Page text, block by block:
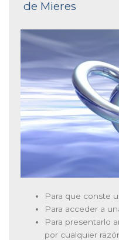
de Mieres
Para que conste
Para acceder a
Para presentarlo
por cualquier